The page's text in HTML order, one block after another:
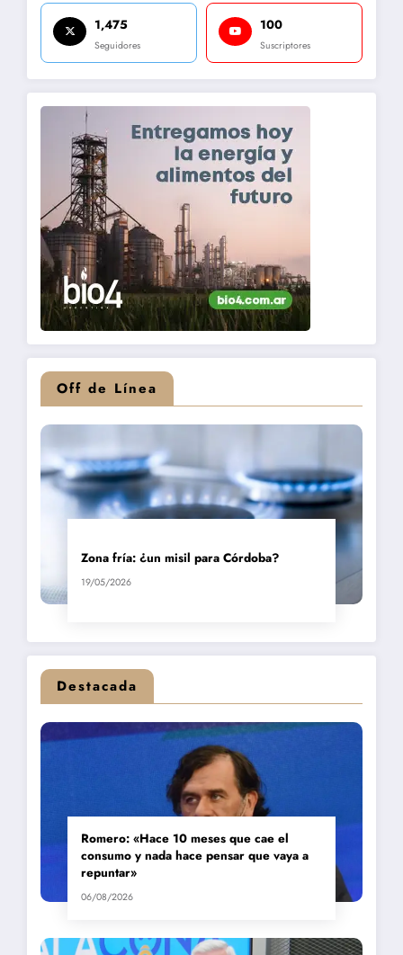
1,475
Seguidores
100
Suscriptores
Off de Línea
Zona fría: ¿un misil para Córdoba?
19/05/2026
Destacada
Romero: «Hace 10 meses que cae el
consumo y nada hace pensar que vaya a
repuntar»
06/08/2026